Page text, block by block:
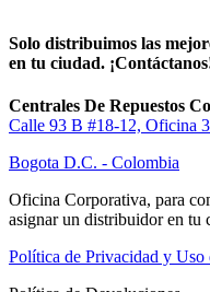
Solo distribuimos las
en tu ciudad.
Centrales De Repuestos
Calle 93 B #18-12, Oficina
Bogota D.C. - Colombia
Oficina Corporativa, para
asignar un distribuidor en tu
Política de Privacidad y Uso